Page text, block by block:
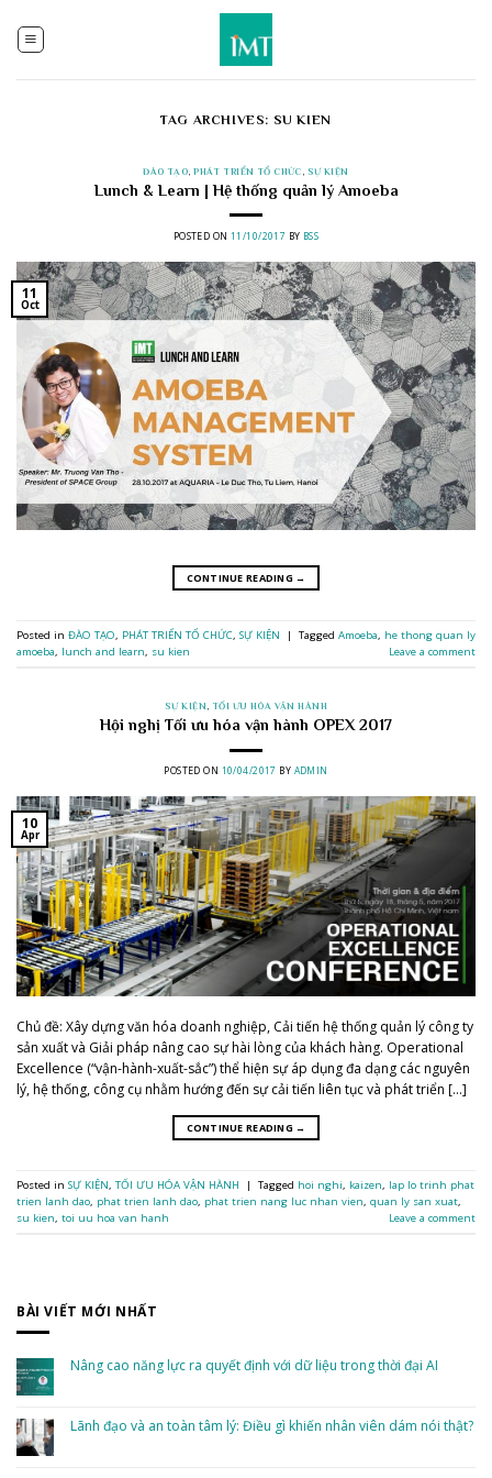
content
TAG ARCHIVES: SU KIEN
ĐÀO TẠO,PHÁT TRIỂN TỔ CHỨC , SỰ KIỆN
Lunch & Learn | Hệ thống quản lý Amoeba
POSTED ON 11/10/2017 BY BSS
11
Oct
CONTINUE READING →
Posted in ĐÀO TẠO, PHÁT TRIỂN TỔ CHỨC, SỰ KIỆN | Tagged Amoeba, he thong quan ly
amoeba, lunch and learn, su kien Leave a comment
SỰ KIỆN , TỐI ƯU HÓA VẬN HÀNH
Hội nghị Tối ưu hóa vận hành OPEX 2017
POSTED ON 10/04/2017 BY ADMIN
10
Apr
Chủ đề: Xây dựng văn hóa doanh nghiệp, Cải tiến hệ thống quản lý công ty
sản xuất và Giải pháp nâng cao sự hài lòng của khách hàng. Operational
Excellence (“vận-hành-xuất-sắc”) thể hiện sự áp dụng đa dạng các nguyên
lý, hệ thống, công cụ nhằm hướng đến sự cải tiến liên tục và phát triển […]
CONTINUE READING →
Posted in SỰ KIỆN, TỐI ƯU HÓA VẬN HÀNH | Tagged hoi nghi, kaizen, lap lo trinh phat
trien lanh dao, phat trien lanh dao, phat trien nang luc nhan vien, quan ly san xuat,
su kien, toi uu hoa van hanh Leave a comment
BÀI VIẾT MỚI NHẤT
Nâng cao năng lực ra quyết định với dữ liệu trong thời đại AI
Nâng
cao
Lãnh đạo và an toàn tâm lý: Điều gì khiến nhân viên dám nói thật?